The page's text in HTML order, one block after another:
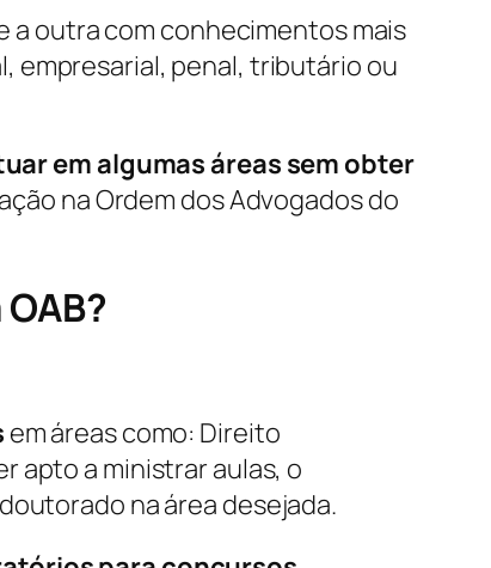
a outra com conhecimentos mais
empresarial, penal, tributário ou
em algumas áreas sem obter
na Ordem dos Advogados do
em áreas como: Direito
apto a ministrar aulas, o
na área desejada.